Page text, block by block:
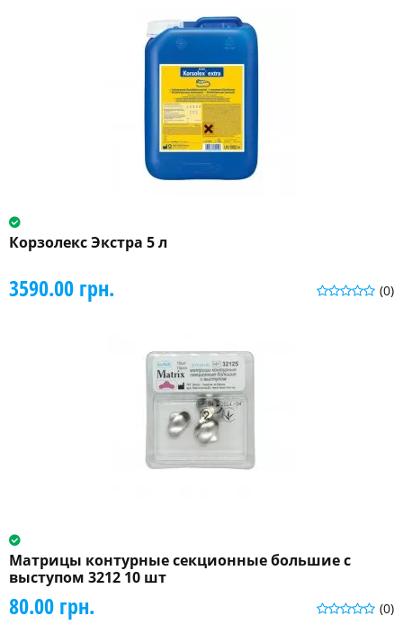
Корзолекс Экстра 5 л
(0)
3590.00 грн.
Матрицы контурные секционные большие с
выступом 3212 10 шт
(0)
80.00 грн.